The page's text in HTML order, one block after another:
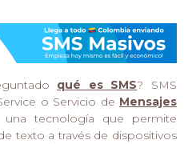
qué es SMS? SMS
o Servicio de Mensajes
tecnología que permite
texto a través de dispositivos